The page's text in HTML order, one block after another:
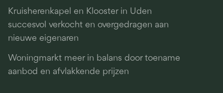
Kruisherenkapel en Klooster in Uden
succesvol verkocht en overgedragen aan
nieuwe eigenaren
Woningmarkt meer in balans door toename
aanbod en afvlakkende prijzen